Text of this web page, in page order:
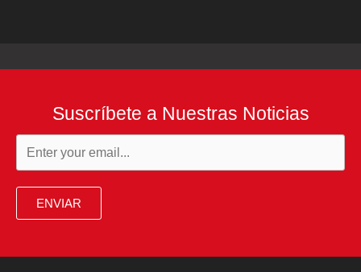
Suscríbete a Nuestras Noticias
ENVIAR